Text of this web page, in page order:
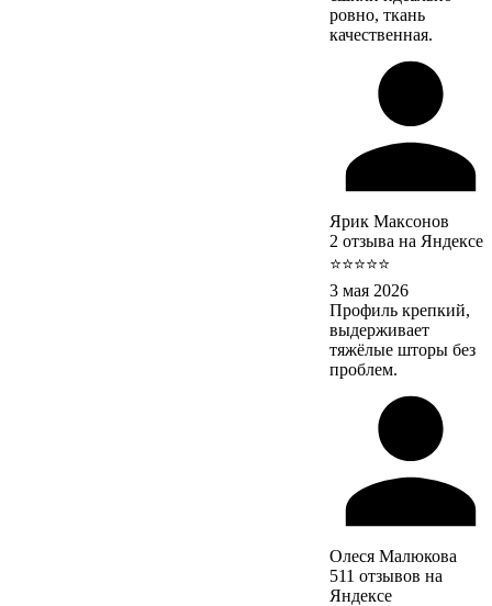
ровно, ткань
качественная.
Ярик Максонов
2 отзыва на Яндексе
⭐⭐⭐⭐⭐
3 мая 2026
Профиль крепкий,
выдерживает
тяжёлые шторы без
проблем.
Олеся Малюкова
511 отзывов на
Яндексе